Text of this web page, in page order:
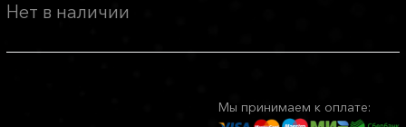
Нет в наличии
Мы принимаем к оплате: